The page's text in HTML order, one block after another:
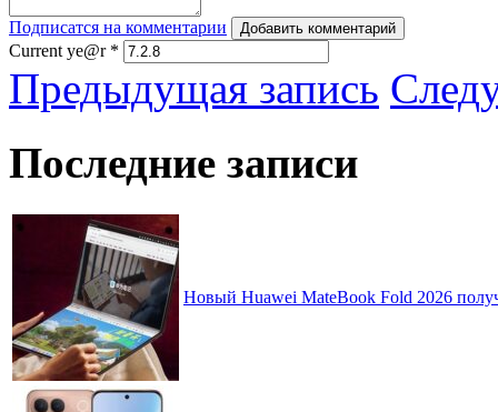
Подписатся на комментарии Добавить комментарий
Current ye@r *
Предыдущая запись
Последние записи
Новый Huawei MateBook Fold 2026